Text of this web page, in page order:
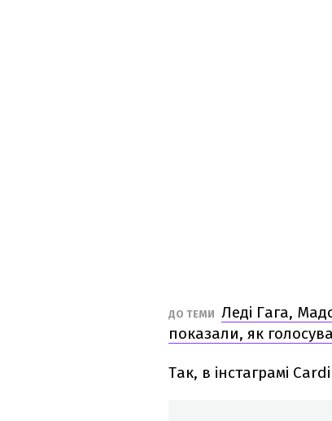
ДО ТЕМИ Леді Гага,
показали, як
Так, в інстаграмі